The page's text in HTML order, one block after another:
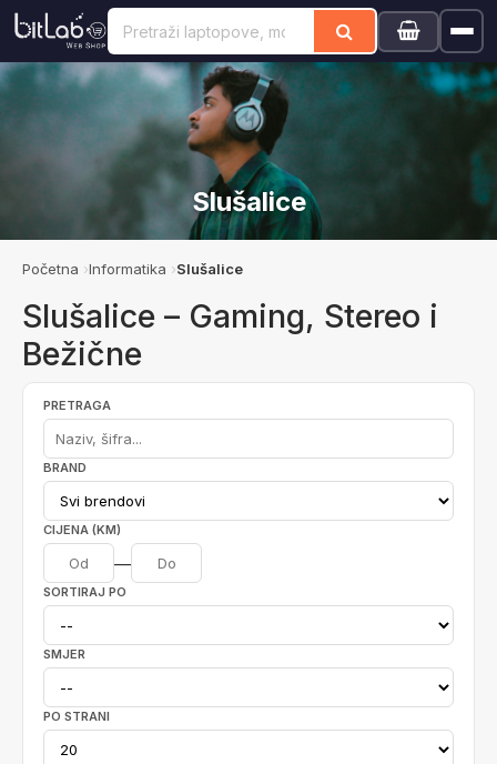
Slušalice
Početna Informatika Slušalice
Slušalice – Gaming, Stereo i
Bežične
PRETRAGA
BRAND
CIJENA (KM)
—
SORTIRAJ PO
SMJER
PO STRANI